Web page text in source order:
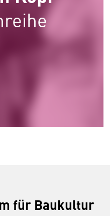
für Baukultur